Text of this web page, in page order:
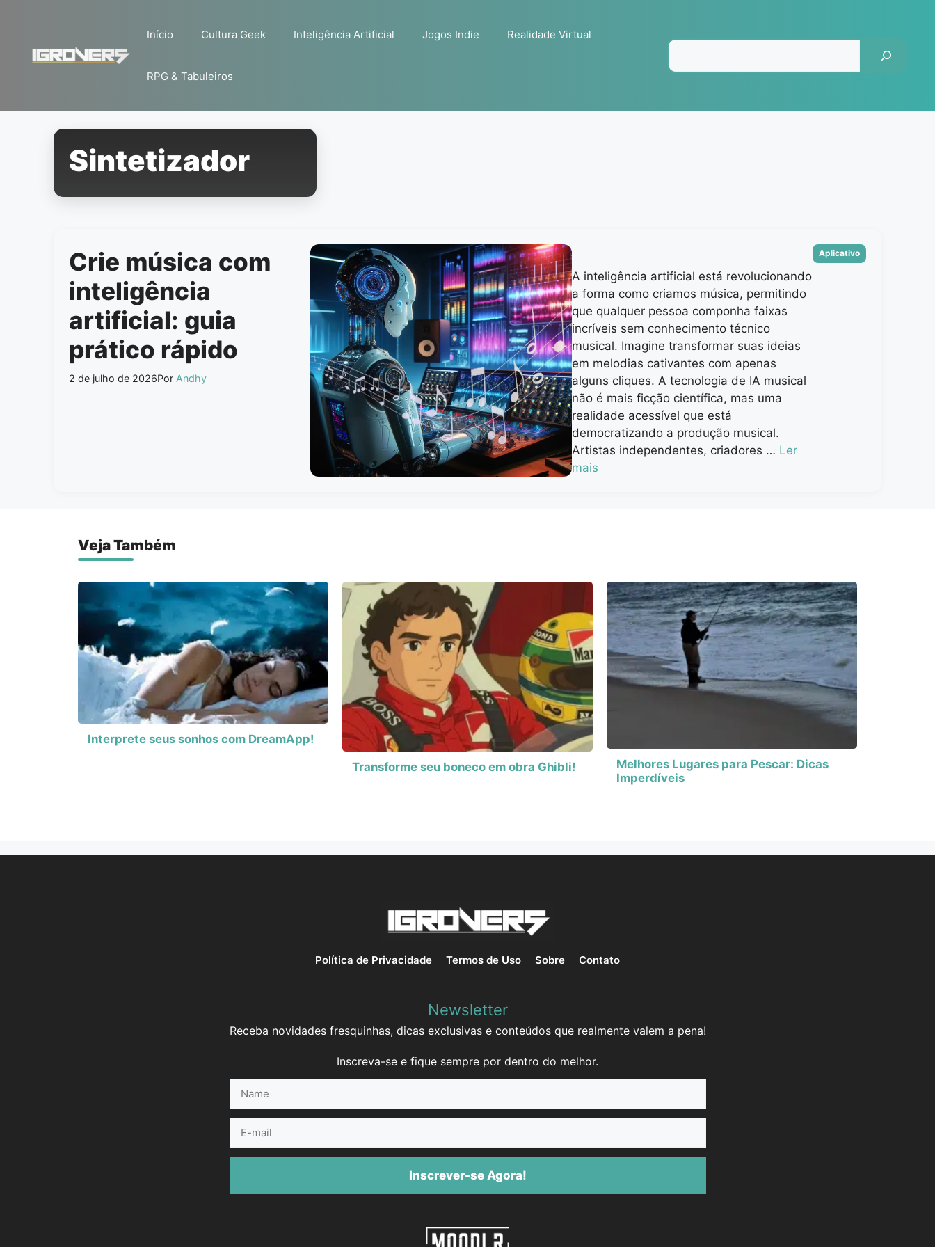
conteúdo
Início Cultura Geek Inteligência Artificial Jogos Indie Realidade Virtual
RPG & Tabuleiros
Sintetizador
Crie música com
inteligência
artificial: guia
prático rápido
2 de julho de 2026Por Andhy
A inteligência artificial está revolucionando
a forma como criamos música, permitindo
que qualquer pessoa componha faixas
incríveis sem conhecimento técnico
musical. Imagine transformar suas ideias
em melodias cativantes com apenas
alguns cliques. A tecnologia de IA musical
não é mais ficção científica, mas uma
realidade acessível que está
democratizando a produção musical.
Artistas independentes, criadores … Ler
mais
Categorias
Aplicativo
Veja Também
Interprete seus sonhos com DreamApp!
Transforme seu boneco em obra Ghibli!
Melhores Lugares para Pescar: Dicas
Imperdíveis
Política de Privacidade Termos de Uso Sobre Contato
Newsletter
Receba novidades fresquinhas, dicas exclusivas e conteúdos que realmente valem a pena!
Inscreva-se e fique sempre por dentro do melhor.
mail
Inscrever-se Agora!